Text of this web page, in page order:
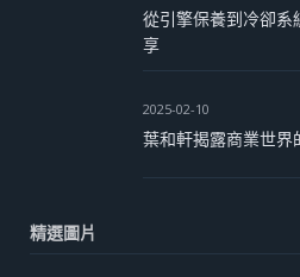
從引擎保養到冷卻系
享
2025-02-10
葉和軒揭露商業世界
精選圖片